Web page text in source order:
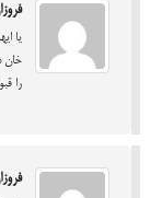
یا
خان
را قبول